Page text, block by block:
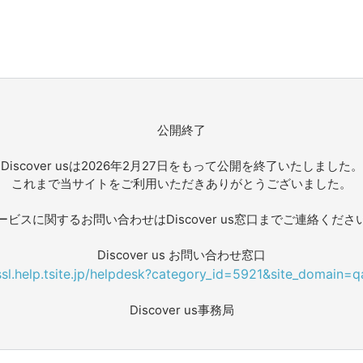
公開終了
Discover usは2026年2月27日をもって公開を終了いたしました。
これまで当サイトをご利用いただきありがとうございました。
ビスに関するお問い合わせはDiscover us窓口までご連絡ください
Discover us お問い合わせ窓口
Discover us事務局